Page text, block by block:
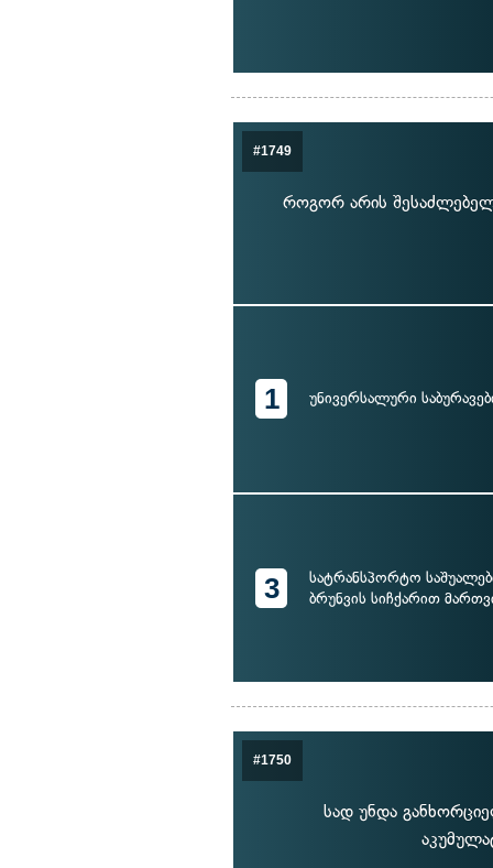
#1749
როგორ არის
1 უნივერსალური
3
სატრანსპორტო
ბრუნვის სიჩქარით
#1750
სად უნდა